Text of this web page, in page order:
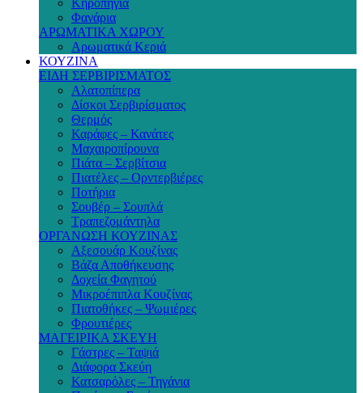
Κηροπήγια
Φανάρια
ΑΡΩΜΑΤΙΚΑ ΧΩΡΟΥ
Αρωματικά Κεριά
ΚΟΥΖΙΝΑ
ΕΙΔΗ ΣΕΡΒΙΡΙΣΜΑΤΟΣ
Αλατοπίπερα
Δίσκοι Σερβιρίσματος
Θερμός
Καράφες – Κανάτες
Μαχαιροπίρουνα
Πιάτα – Σερβίτσια
Πιατέλες – Ορντερβιέρες
Ποτήρια
Σουβέρ – Σουπλά
Τραπεζομάντηλα
ΟΡΓΑΝΩΣΗ ΚΟΥΖΙΝΑΣ
Αξεσουάρ Κουζίνας
Βάζα Αποθήκευσης
Δοχεία Φαγητού
Μικροέπιπλα Κουζίνας
Πιατοθήκες – Ψωμιέρες
Φρουτιέρες
ΜΑΓΕΙΡΙΚΑ ΣΚΕΥΗ
Γάστρες – Ταψιά
Διάφορα Σκεύη
Κατσαρόλες – Τηγάνια